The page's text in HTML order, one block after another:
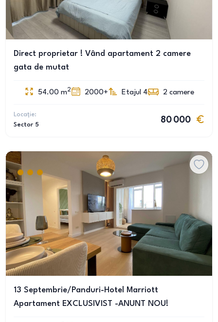
Direct proprietar ! Vând apartament 2 camere
gata de mutat
54.00 m2 2000+ Etajul 4 2 camere
Locație:
Sector 5
80 000
13 Septembrie/Panduri-Hotel Marriott
Apartament EXCLUSIVIST -ANUNT NOU!